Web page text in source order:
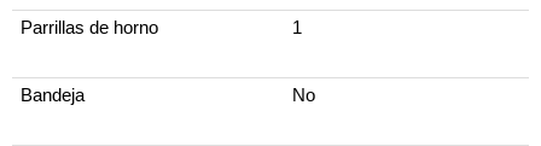
Parrillas de horno 1
Bandeja No